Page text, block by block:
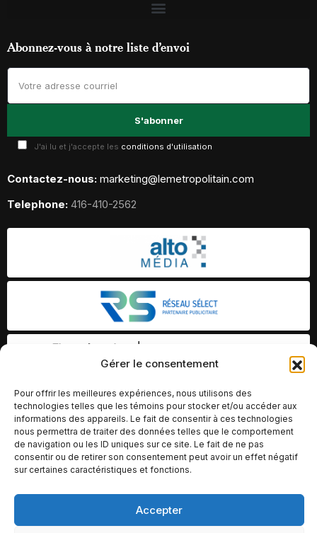
Gérer le consentement
Pour offrir les meilleures expériences, nous utilisons des
technologies telles que les témoins pour stocker et/ou accéder aux
informations des appareils. Le fait de consentir à ces technologies
nous permettra de traiter des données telles que le comportement
de navigation ou les ID uniques sur ce site. Le fait de ne pas
consentir ou de retirer son consentement peut avoir un effet négatif
sur certaines caractéristiques et fonctions.
Accepter
Abonnez-vous à notre liste d’envoi
J'ai lu et j'accepte les conditions d'utilisation
Contactez-nous: marketing@lemetropolitain.com
Telephone: 416-410-2562
© Copyright 2026 – Altomédia Inc |